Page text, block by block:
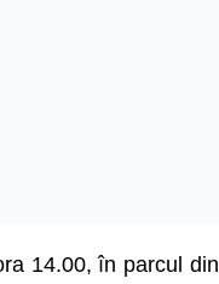
14.00, în parcul